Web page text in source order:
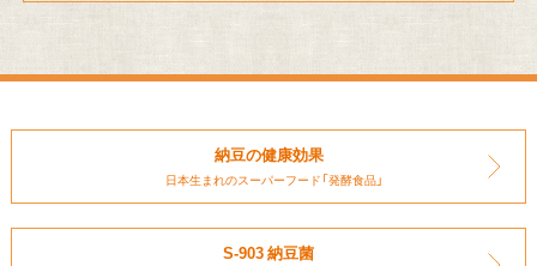
納豆の健康効果
日本生まれのスーパーフード 「発酵食品」
S-903 納豆菌